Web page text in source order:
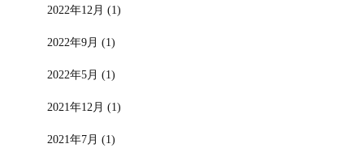
2022年12月 (1)
2022年9月 (1)
2022年5月 (1)
2021年12月 (1)
2021年7月 (1)